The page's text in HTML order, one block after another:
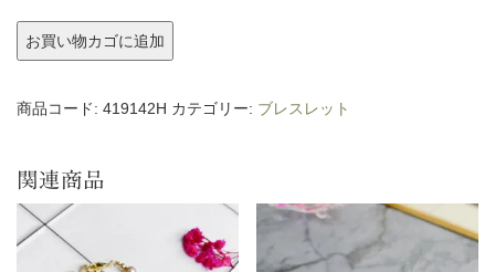
ブ
ス
ッ
ト
個
お買い物カゴに追加
商品コード: 419142H カテゴリー: ブレスレット
関連商品